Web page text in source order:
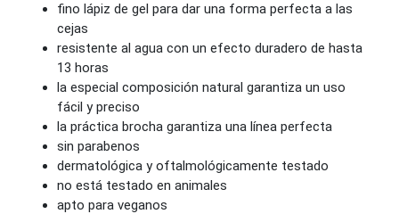
fino lápiz de gel para dar una forma perfecta a las
cejas
resistente al agua con un efecto duradero de hasta
13 horas
la especial composición natural garantiza un uso
fácil y preciso
la práctica brocha garantiza una línea perfecta
sin parabenos
dermatológica y oftalmológicamente testado
no está testado en animales
apto para veganos